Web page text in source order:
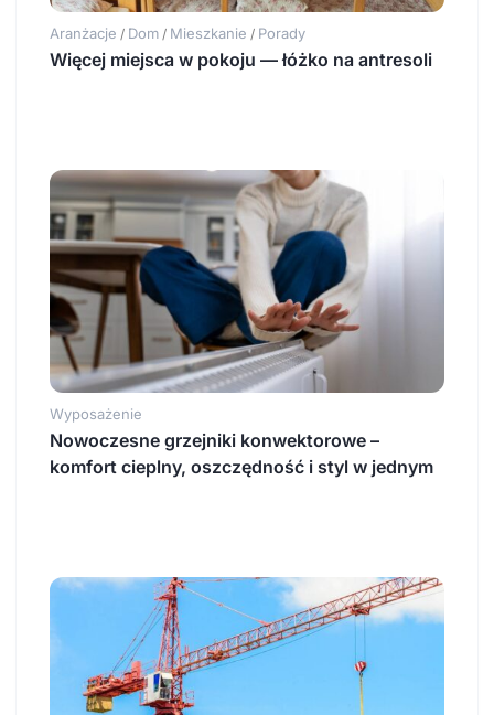
Aranżacje / Dom / Mieszkanie / Porady
Więcej miejsca w pokoju — łóżko na antresoli
Wyposażenie
Nowoczesne grzejniki konwektorowe –
komfort cieplny, oszczędność i styl w jednym